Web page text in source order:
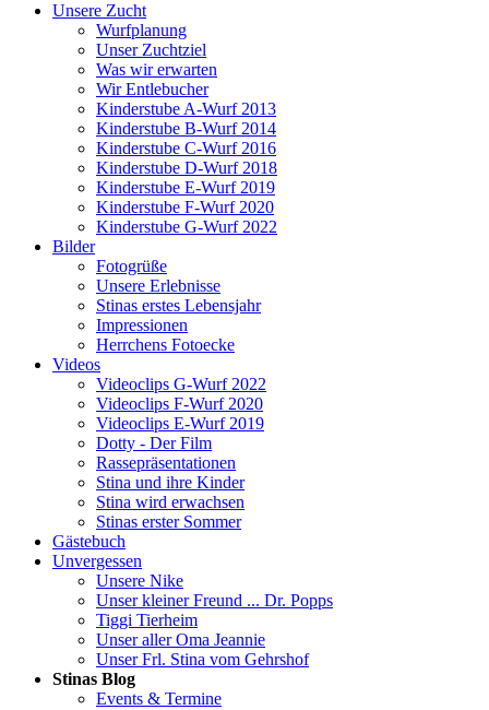
Unsere Zucht
Wurfplanung
Unser Zuchtziel
Was wir erwarten
Wir Entlebucher
Kinderstube A-Wurf 2013
Kinderstube B-Wurf 2014
Kinderstube C-Wurf 2016
Kinderstube D-Wurf 2018
Kinderstube E-Wurf 2019
Kinderstube F-Wurf 2020
Kinderstube G-Wurf 2022
Bilder
Fotogrüße
Unsere Erlebnisse
Stinas erstes Lebensjahr
Impressionen
Herrchens Fotoecke
Videos
Videoclips G-Wurf 2022
Videoclips F-Wurf 2020
Videoclips E-Wurf 2019
Dotty - Der Film
Rassepräsentationen
Stina und ihre Kinder
Stina wird erwachsen
Stinas erster Sommer
Gästebuch
Unvergessen
Unsere Nike
Unser kleiner Freund ... Dr. Popps
Tiggi Tierheim
Unser aller Oma Jeannie
Unser Frl. Stina vom Gehrshof
Stinas Blog
Events & Termine